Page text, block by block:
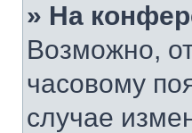
» На
Возможно,
часовому
случае